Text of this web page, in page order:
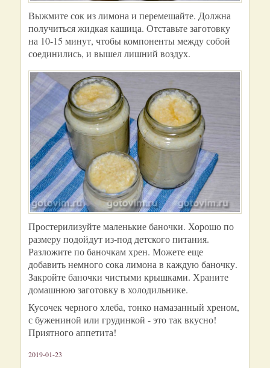
Выжмите сок из лимона и перемешайте. Должна
получиться жидкая кашица. Отставьте заготовку
на 10-15 минут, чтобы компоненты между собой
соединились, и вышел лишний воздух.
Простерилизуйте маленькие баночки. Хорошо по
размеру подойдут из-под детского питания.
Разложите по баночкам хрен. Можете еще
добавить немного сока лимона в каждую баночку.
Закройте баночки чистыми крышками. Храните
домашнюю заготовку в холодильнике.
Кусочек черного хлеба, тонко намазанный хреном,
с бужениной или грудинкой - это так вкусно!
Приятного аппетита!
2019-01-23